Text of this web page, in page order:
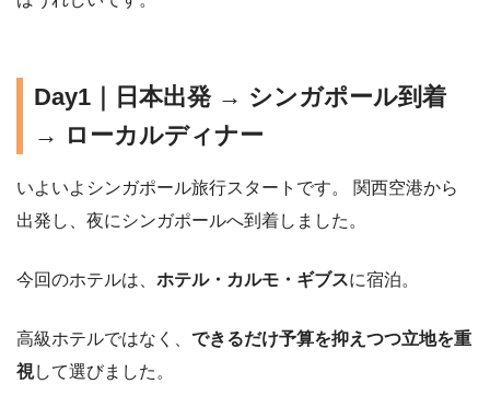
Day1｜日本出発 → シンガポール到着
→ ローカルディナー
いよいよシンガポール旅行スタートです。 関西空港から
出発し、夜にシンガポールへ到着しました。
今回のホテルは、 ホテル・カルモ・ギブスに宿泊。
高級ホテルではなく、 できるだけ予算を抑えつつ立地を重
視して選びました。